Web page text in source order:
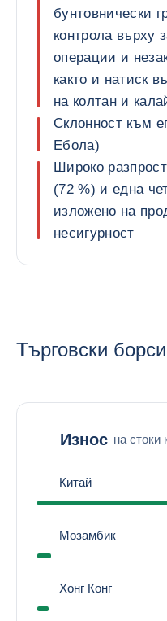
бунтовнически
контрола върху
операции и
както и натиск
на колтан и
Склонност към
Ебола)
Широко
(72 %) и една
изложено на
несигурност
Търговски борси
Износ на стоки
Китай
Мозамбик
Хонг Конг